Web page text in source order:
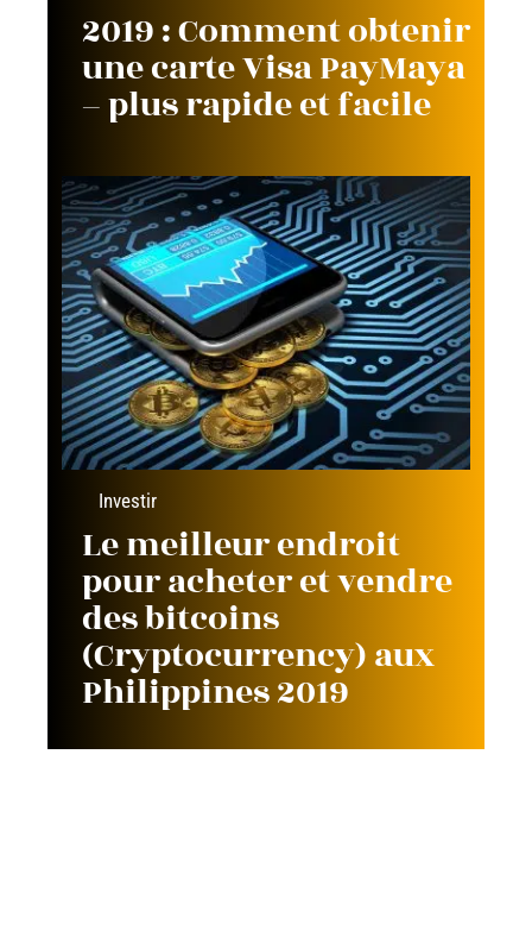
2019 : Comment obtenir
une carte Visa PayMaya
– plus rapide et facile
Investir
Le meilleur endroit
pour acheter et vendre
des bitcoins
(Cryptocurrency) aux
Philippines 2019